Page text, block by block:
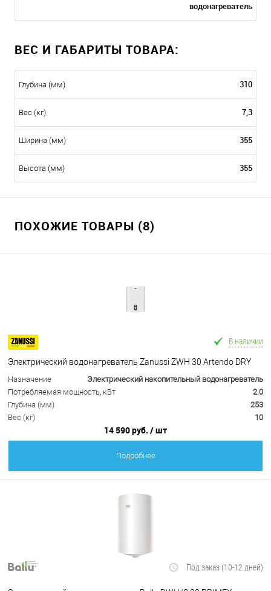
водонагреватель
ВЕС И ГАБАРИТЫ ТОВАРА:
Глубина (мм) 310
Вес (кг) 7,3
Ширина (мм) 355
Высота (мм) 355
ПОХОЖИЕ ТОВАРЫ (8)
В наличии
Электрический водонагреватель Zanussi ZWH 30 Artendo DRY
Назначение
Электрический накопительный водонагреватель
Потребляемая мощность, кВт
2.0
Глубина (мм)
253
Вес (кг)
10
14 590 руб. / шт
Подробнее
Под заказ (10-12 дней)